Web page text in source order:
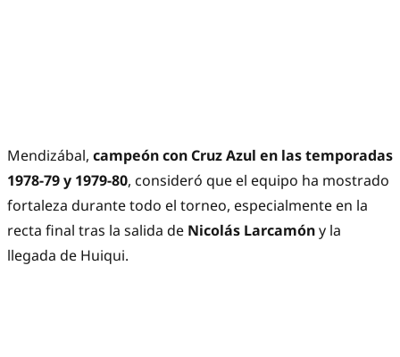
Mendizábal, campeón con Cruz Azul en las temporadas
1978-79 y 1979-80, consideró que el equipo ha mostrado
fortaleza durante todo el torneo, especialmente en la
recta final tras la salida de Nicolás Larcamóny la
llegada de Huiqui.